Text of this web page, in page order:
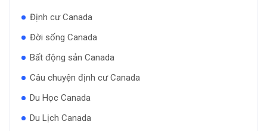
Định cư Canada
Đời sống Canada
Bất động sản Canada
Câu chuyện định cư Canada
Du Học Canada
Du Lịch Canada